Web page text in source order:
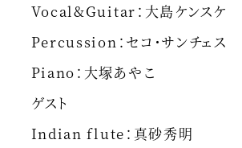
Vocal&Guitar：大島ケンスケ
Percussion：セコ・サンチェス
Piano：大塚あやこ
ゲスト
Indian flute：真砂秀明